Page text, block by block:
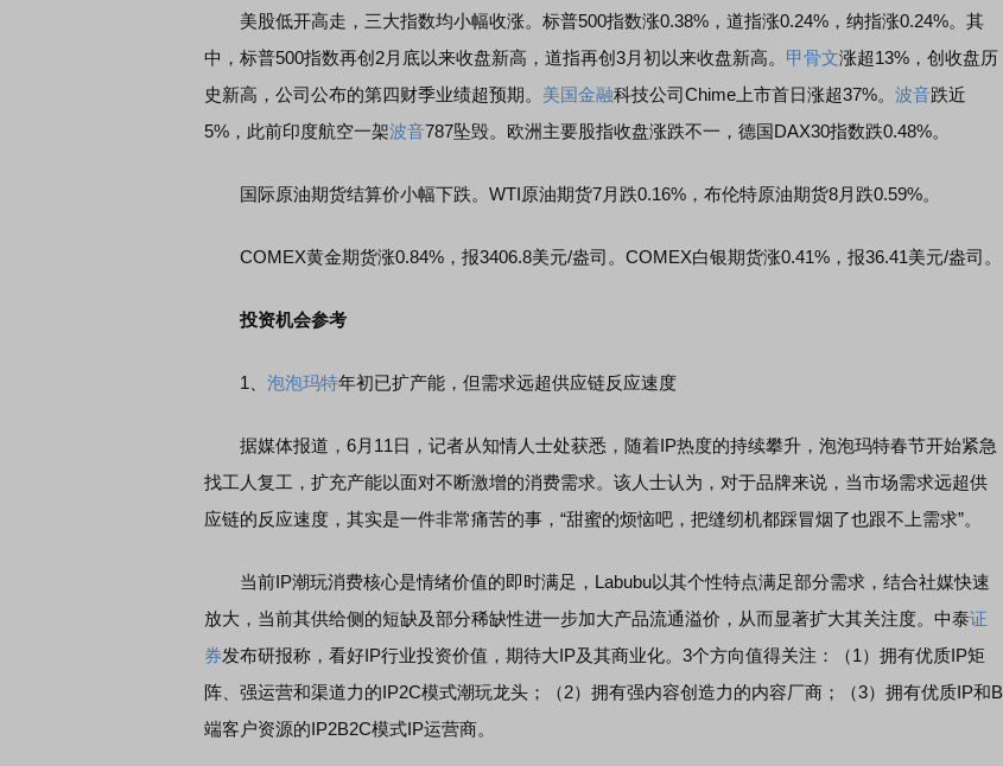
美股低开高走，三大指数均小幅收涨。标普500指数涨0.38%，道指涨0.24%，纳指涨0.24%。其
中，标普500指数再创2月底以来收盘新高，道指再创3月初以来收盘新高。 甲骨文涨超13%，创收盘历
史新高，公司公布的第四财季业绩超预期。 美国金融科技公司Chime上市首日涨超37%。 波音跌近
5%，此前印度航空一架波音787坠毁。欧洲主要股指收盘涨跌不一，德国DAX30指数跌0.48%。
国际原油期货结算价小幅下跌。WTI原油期货7月跌0.16%，布伦特原油期货8月跌0.59%。
COMEX黄金期货涨0.84%，报3406.8美元/盎司。COMEX白银期货涨0.41%，报36.41美元/盎司。
投资机会参考
1、 泡泡玛特年初已扩产能，但需求远超供应链反应速度
据媒体报道，6月11日，记者从知情人士处获悉，随着IP热度的持续攀升，泡泡玛特春节开始紧急
找工人复工，扩充产能以面对不断激增的消费需求。该人士认为，对于品牌来说，当市场需求远超供
应链的反应速度，其实是一件非常痛苦的事，“甜蜜的烦恼吧，把缝纫机都踩冒烟了也跟不上需求”。
当前IP潮玩消费核心是情绪价值的即时满足，Labubu以其个性特点满足部分需求，结合社媒快速
放大，当前其供给侧的短缺及部分稀缺性进一步加大产品流通溢价，从而显著扩大其关注度。中泰证
券发布研报称，看好IP行业投资价值，期待大IP及其商业化。3个方向值得关注：（1）拥有优质IP矩
阵、强运营和渠道力的IP2C模式潮玩龙头；（2）拥有强内容创造力的内容厂商；（3）拥有优质IP和B
端客户资源的IP2B2C模式IP运营商。